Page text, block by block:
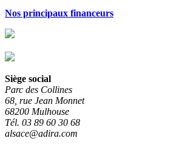
Nos principaux financeurs
Siège social
Parc des Collines
68, rue Jean Monnet
68200 Mulhouse
Tél. 03 89 60 30 68
alsace@adira.com